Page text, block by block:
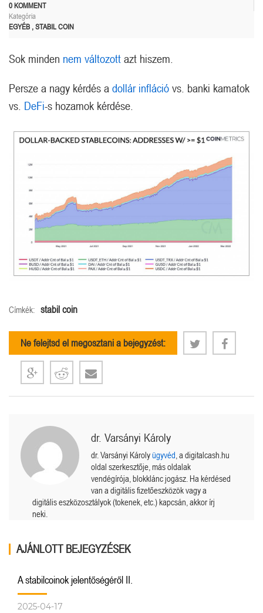
0 KOMMENT
Kategória
EGYÉB , STABIL COIN
Sok minden nem változott azt hiszem.
Persze a nagy kérdés a dollár infláció vs. banki kamatok
vs. DeFi-s hozamok kérdése.
Címkék: stabil coin
Ne felejtsd el megosztani a bejegyzést:
dr. Varsányi Károly
dr. Varsányi Károlyügyvéd , a digitalcash.hu
oldal szerkesztője, más oldalak
vendégírója, blokklánc jogász. Ha kérdésed
van a digitális fizetőeszközök vagy a
digitális eszközosztályok (tokenek, etc.) kapcsán, akkor írj
neki.
AJÁNLOTT BEJEGYZÉSEK
A stabilcoinok jelentőségéről II.
2025-04-17